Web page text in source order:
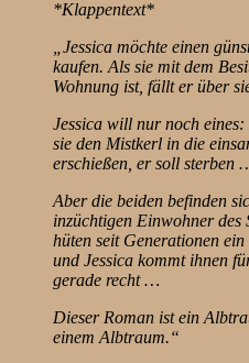
*Klappentext*
„Jessica möchte einen
kaufen. Als sie mit dem
Wohnung ist, fällt er über
Jessica will nur noch
sie den Mistkerl in die
erschießen, er soll sterben
Aber die beiden befinden
inzüchtigen Einwohner des
hüten seit Generationen
und Jessica kommt ihnen
gerade recht …
Dieser Roman ist ein
einem Albtraum.“